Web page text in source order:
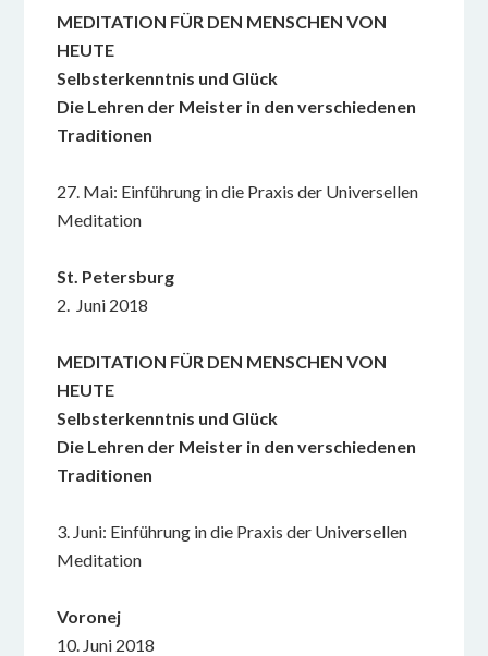
MEDITATION FÜR DEN MENSCHEN VON
HEUTE
Selbsterkenntnis und Glück
Die Lehren der Meister in den verschiedenen
Traditionen
27. Mai: Einführung in die Praxis der Universellen
Meditation
St. Petersburg
2. Juni 2018
MEDITATION FÜR DEN MENSCHEN VON
HEUTE
Selbsterkenntnis und Glück
Die Lehren der Meister in den verschiedenen
Traditionen
3. Juni: Einführung in die Praxis der Universellen
Meditation
Voronej
10. Juni 2018